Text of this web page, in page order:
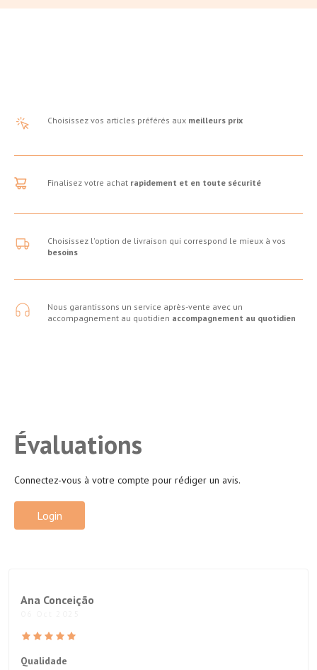
Choisissez vos articles préférés aux meilleurs prix
Finalisez votre achat rapidement et en toute sécurité
Choisissez l'option de livraison qui correspond le mieux à vos
besoins
Nous garantissons un service après-vente avec un
accompagnement au quotidien accompagnement au quotidien
Évaluations
Connectez-vous à votre compte pour rédiger un avis.
Login
Ana Conceição
Qualidade